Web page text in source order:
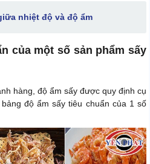
nhiệt độ và độ ẩm
của một số sản phẩm sấy
hàng, độ ẩm sấy được quy định cụ
độ ẩm sấy tiêu chuẩn của 1 số